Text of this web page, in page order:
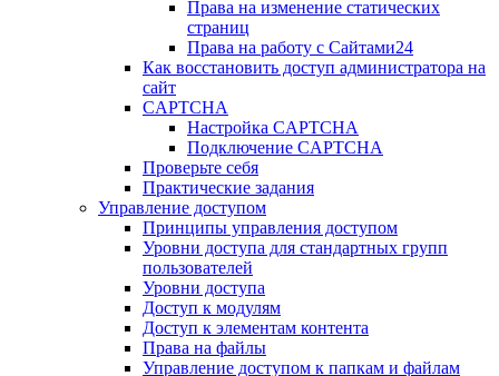
Права на изменение статических
страниц
Права на работу с Сайтами24
Как восстановить доступ администратора на
сайт
CAPTCHA
Настройка CAPTCHA
Подключение CAPTCHA
Проверьте себя
Практические задания
Управление доступом
Принципы управления доступом
Уровни доступа для стандартных групп
пользователей
Уровни доступа
Доступ к модулям
Доступ к элементам контента
Права на файлы
Управление доступом к папкам и файлам